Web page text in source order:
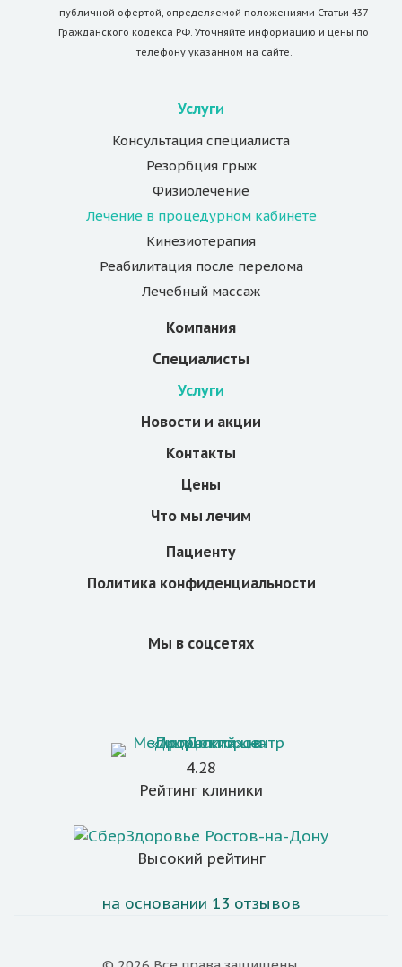
публичной офертой, определяемой положениями Статьи 437
Гражданского кодекса РФ. Уточняйте информацию и цены по
телефону указанном на сайте.
Услуги
Консультация специалиста
Резорбция грыж
Физиолечение
Лечение в процедурном кабинете
Кинезиотерапия
Реабилитация после перелома
Лечебный массаж
Компания
Специалисты
Услуги
Новости и акции
Контакты
Цены
Что мы лечим
Пациенту
Политика конфиденциальности
Мы в соцсетях
4.28
Рейтинг клиники
Высокий рейтинг
на основании 13 отзывов